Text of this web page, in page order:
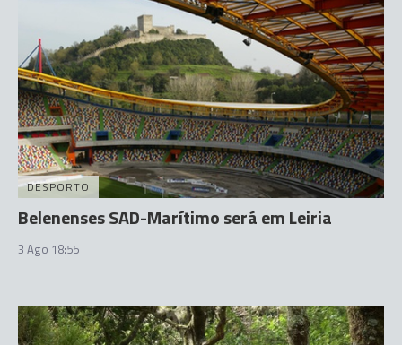
DESPORTO
Belenenses SAD-Marítimo será em Leiria
3 Ago 18:55